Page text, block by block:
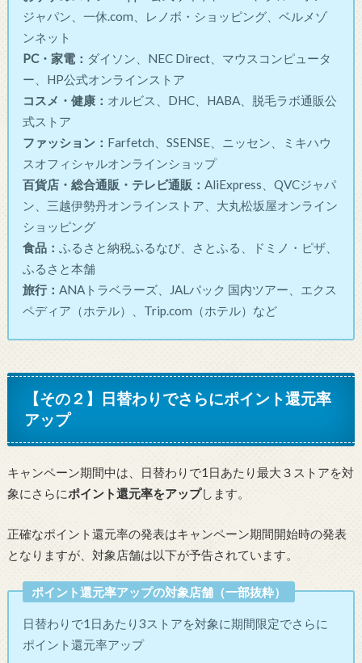
ジャパン、一休.com、レノボ・ショッピング、ベルメゾ
ンネット
PC・家電： ダイソン、NEC Direct、マウスコンピュータ
ー、HP公式オンラインストア
コスメ・健康： オルビス、DHC、HABA、脱毛ラボ通販公
式ストア
ファッション： Farfetch、SSENSE、ニッセン、ミキハウ
スオフィシャルオンラインショップ
百貨店・総合通販・テレビ通販：AliExpress、QVCジャパ
ン、三越伊勢丹オンラインストア、大丸松坂屋オンライン
ショッピング
食品：ふるさと納税ふるなび、さとふる、ドミノ・ピザ、
ふるさと本舗
旅行：ANAトラベラーズ、JALパック 国内ツアー、エクス
ペディア（ホテル）、Trip.com（ホテル）など
【その２】日替わりでさらにポイント還元率
アップ
キャンペーン期間中は、日替わりで1日あたり最大３ストアを対
象にさらにポイント還元率をアップします。
正確なポイント還元率の発表はキャンペーン期間開始時の発表
となりますが、対象店舗は以下が予告されています。
ポイント還元率アップの対象店舗（一部抜粋）
日替わりで1日あたり3ストアを対象に期間限定でさらに
ポイント還元率アップ